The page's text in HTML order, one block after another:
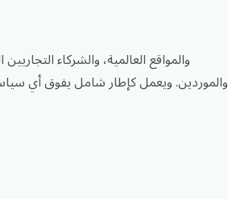
والموردين. ويعمل كإطار شامل يفوق أي